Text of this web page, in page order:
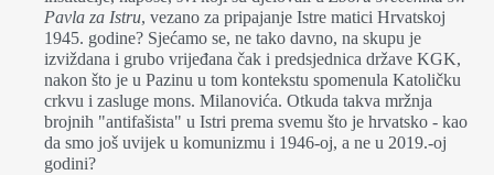
Pavla za Istru, vezano za pripajanje Istre matici Hrvatskoj
1945. godine? Sjećamo se, ne tako davno, na skupu je
izviždana i grubo vrijeđana čak i predsjednica države KGK,
nakon što je u Pazinu u tom kontekstu spomenula Katoličku
crkvu i zasluge mons. Milanovića. Otkuda takva mržnja
brojnih "antifašista" u Istri prema svemu što je hrvatsko - kao
da smo još uvijek u komunizmu i 1946-oj, a ne u 2019.-oj
godini?